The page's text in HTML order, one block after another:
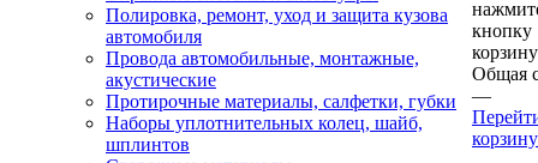
Полировка, ремонт, уход и защита кузова
автомобиля
Провода автомобильные, монтажные,
акустические
Протирочные материалы, салфетки, губки
Наборы уплотнительных колец, шайб,
шплинтов
кнопку
Общая
—
корзину